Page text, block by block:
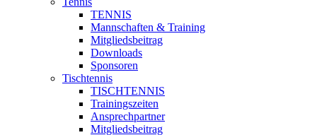
TENNIS
Mannschaften & Training
Mitgliedsbeitrag
Downloads
Sponsoren
Tischtennis
TISCHTENNIS
Trainingszeiten
Ansprechpartner
Mitgliedsbeitrag